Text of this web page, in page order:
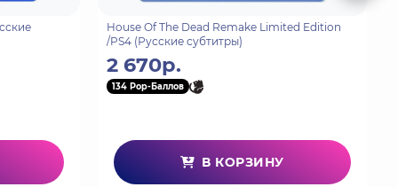
House Of The Dead Remake Limited Edition
/PS4 (Русские субтитры)
2 670р.
134 Pop-Баллов
В КОРЗИНУ